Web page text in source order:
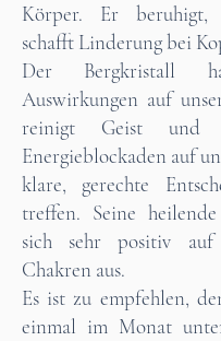
Körper. Er
schafft Linderung bei
Der Bergkristall
Auswirkungen auf
reinigt Geist und
Energieblockaden auf
klare, gerechte
treffen. Seine
sich sehr positiv auf
Chakren aus.
Es ist zu empfehlen,
einmal im Monat